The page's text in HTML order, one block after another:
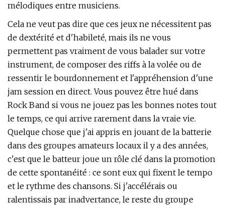
mélodiques entre musiciens.
Cela ne veut pas dire que ces jeux ne nécessitent pas
de dextérité et d'habileté, mais ils ne vous
permettent pas vraiment de vous balader sur votre
instrument, de composer des riffs à la volée ou de
ressentir le bourdonnement et l'appréhension d'une
jam session en direct. Vous pouvez être hué dans
Rock Band si vous ne jouez pas les bonnes notes tout
le temps, ce qui arrive rarement dans la vraie vie.
Quelque chose que j'ai appris en jouant de la batterie
dans des groupes amateurs locaux il y a des années,
c'est que le batteur joue un rôle clé dans la promotion
de cette spontanéité : ce sont eux qui fixent le tempo
et le rythme des chansons. Si j'accélérais ou
ralentissais par inadvertance, le reste du groupe